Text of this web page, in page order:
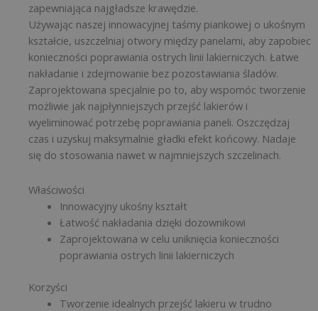
zapewniająca najgładsze krawędzie.
Używając naszej innowacyjnej taśmy piankowej o ukośnym
kształcie, uszczelniaj otwory między panelami, aby zapobiec
konieczności poprawiania ostrych linii lakierniczych. Łatwe
nakładanie i zdejmowanie bez pozostawiania śladów.
Zaprojektowana specjalnie po to, aby wspomóc tworzenie
możliwie jak najpłynniejszych przejść lakierów i
wyeliminować potrzebę poprawiania paneli. Oszczędzaj
czas i uzyskuj maksymalnie gładki efekt końcowy. Nadaje
się do stosowania nawet w najmniejszych szczelinach.
Właściwości
Innowacyjny ukośny kształt
Łatwość nakładania dzięki dozownikowi
Zaprojektowana w celu uniknięcia konieczności
poprawiania ostrych linii lakierniczych
Korzyści
Tworzenie idealnych przejść lakieru w trudno